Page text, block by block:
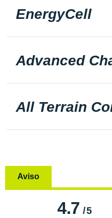
EnergyCell
Advanced
All Terrain
Aviso
4.7/5